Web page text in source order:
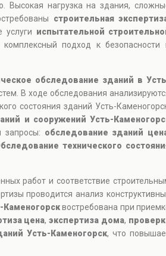
Высокая нагрузка на здания,
строительная
услуги испытательной
подход к безопасности
обследование зданий в
В ходе обследования
состояния зданий Усть-
и сооружений Усть-
запросы: обследование зданий
технического
работ и соответствие
проводится анализ
Каменогорсквостребована при
цена,экспертиза дома,
Усть-Каменогорск, что